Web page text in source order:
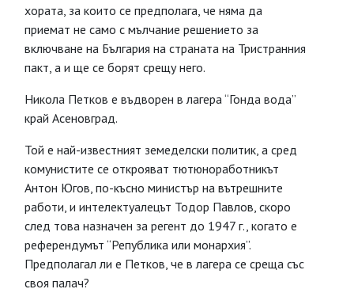
хората, за които се предполага, че няма да
приемат не само с мълчание решението за
включване на България на страната на Тристранния
пакт, а и ще се борят срещу него.
Никола Петков е въдворен в лагера “Гонда вода”
край Асеновград.
Той е най-известният земеделски политик, а сред
комунистите се открояват тютюноработникът
Антон Югов, по-късно министър на вътрешните
работи, и интелектуалецът Тодор Павлов, скоро
след това назначен за регент до 1947 г., когато е
референдумът “Република или монархия”.
Предполагал ли е Петков, че в лагера се среща със
своя палач?